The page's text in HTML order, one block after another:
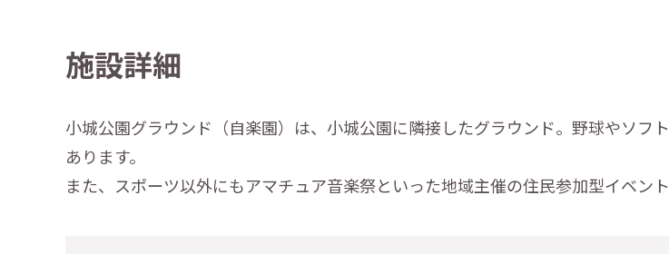
施設詳細
小城公園グラウンド（自楽園）は、小城公園に隣接したグラウンド。野球やソフ
あります。
また、スポーツ以外にもアマチュア音楽祭といった地域主催の住民参加型イベント